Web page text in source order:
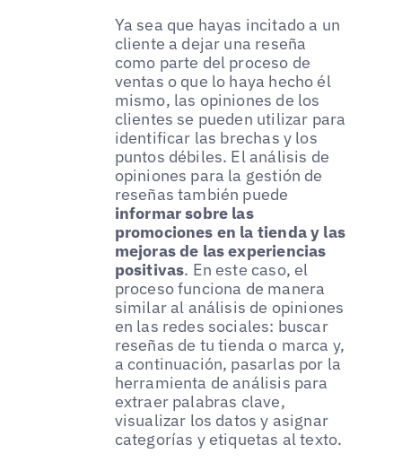
Ya sea que hayas incitado a un
cliente a dejar una reseña
como parte del proceso de
ventas o que lo haya hecho él
mismo, las opiniones de los
clientes se pueden utilizar para
identificar las brechas y los
puntos débiles. El análisis de
opiniones para la gestión de
reseñas también puede
informar sobre las
promociones en la tienda y las
mejoras de las experiencias
positivas. En este caso, el
proceso funciona de manera
similar al análisis de opiniones
en las redes sociales: buscar
reseñas de tu tienda o marca y,
a continuación, pasarlas por la
herramienta de análisis para
extraer palabras clave,
visualizar los datos y asignar
categorías y etiquetas al texto.